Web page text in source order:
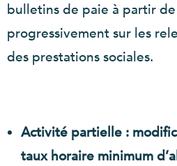
bulletins de paie à partir
progressivement sur les
des prestations sociales.
Activité partielle :
taux horaire minimum